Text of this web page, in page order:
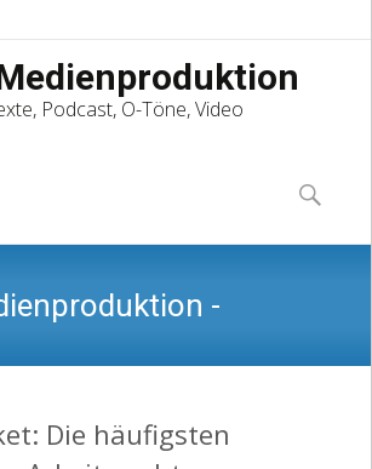
Podcast, O-Töne, Video
to
content
Suchen
nach:
-
Texte, Podcast, O-Töne,
Die häufigsten